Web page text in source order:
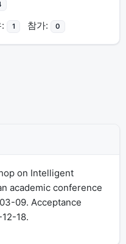
1 참가: 0
on Intelligent
academic conference
09. Acceptance
18.